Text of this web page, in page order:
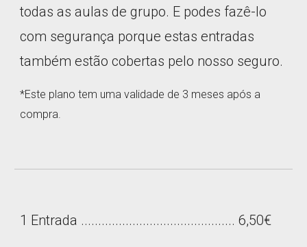
todas as aulas de grupo. E podes fazê-lo
com segurança porque estas entradas
também estão cobertas pelo nosso seguro.
*Este plano tem uma validade de 3 meses após a
compra.
1 Entrada ............................................. 6,50€